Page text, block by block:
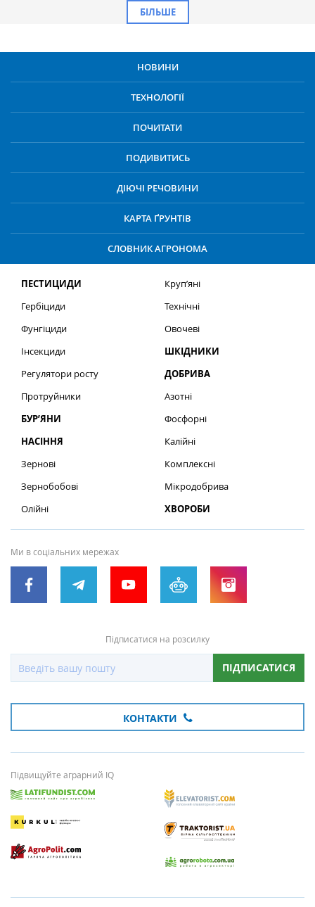
БІЛЬШЕ
НОВИНИ
ТЕХНОЛОГІЇ
ПОЧИТАТИ
ПОДИВИТИСЬ
ДІЮЧІ РЕЧОВИНИ
КАРТА ҐРУНТІВ
СЛОВНИК АГРОНОМА
ПЕСТИЦИДИ
Гербіциди
Фунгіциди
Інсекциди
Регулятори росту
Протруйники
БУР’ЯНИ
НАСІННЯ
Зернові
Зернобобові
Олійні
Круп’яні
Технічні
Овочеві
ШКІДНИКИ
ДОБРИВА
Азотні
Фосфорні
Калійні
Комплексні
Мікродобрива
ХВОРОБИ
Ми в соціальних мережах
Підписатися на розсилку
ПІДПИСАТИСЯ
КОНТАКТИ
Підвищуйте аграрний IQ